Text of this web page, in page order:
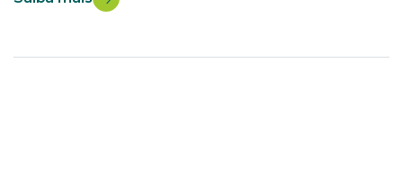
de decisões e elaboração de políticas públicas para o